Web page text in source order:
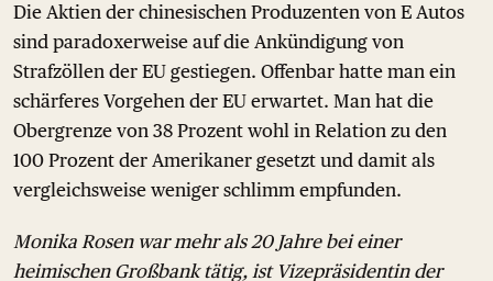
Die Aktien der chinesischen Produzenten von E Autos
sind paradoxerweise auf die Ankündigung von
Strafzöllen der EU gestiegen. Offenbar hatte man ein
schärferes Vorgehen der EU erwartet. Man hat die
Obergrenze von 38 Prozent wohl in Relation zu den
100 Prozent der Amerikaner gesetzt und damit als
vergleichsweise weniger schlimm empfunden.
Monika Rosen war mehr als 20 Jahre bei einer
heimischen Großbank tätig, ist Vizepräsidentin der